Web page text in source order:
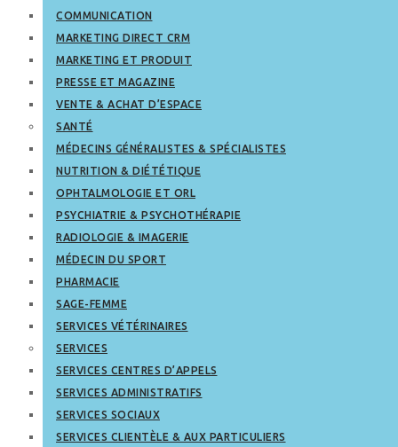
COMMUNICATION
MARKETING DIRECT CRM
MARKETING ET PRODUIT
PRESSE ET MAGAZINE
VENTE & ACHAT D’ESPACE
SANTÉ
MÉDECINS GÉNÉRALISTES & SPÉCIALISTES
NUTRITION & DIÉTÉTIQUE
OPHTALMOLOGIE ET ORL
PSYCHIATRIE & PSYCHOTHÉRAPIE
RADIOLOGIE & IMAGERIE
MÉDECIN DU SPORT
PHARMACIE
SAGE-FEMME
SERVICES VÉTÉRINAIRES
SERVICES
SERVICES CENTRES D’APPELS
SERVICES ADMINISTRATIFS
SERVICES SOCIAUX
SERVICES CLIENTÈLE & AUX PARTICULIERS